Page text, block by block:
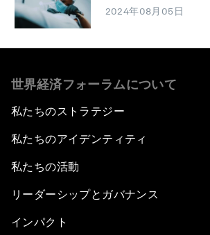
2024年08月05日
世界経済フォーラムについて
私たちのストラテジー
私たちのアイデンティティ
私たちの活動
リーダーシップとガバナンス
インパクト